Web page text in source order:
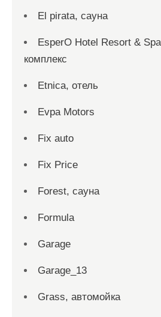
El pirata, сауна
EsperO Hotel Resort &
комплекс
Etnica, отель
Evpa Motors
Fix auto
Fix Price
Forest, сауна
Formula
Garage
Garage_13
Grass, автомойка